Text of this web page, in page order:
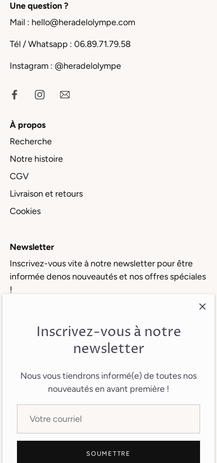
Inscrivez-vous à notre
newsletter
Nous vous tiendrons informé(e) de toutes nos
nouveautés en avant première !
SOUMETTRE
Une question ?
Mail : hello@heradelolympe.com
Tél / Whatsapp : 06.89.71.79.58
Instagram : @heradelolympe
À propos
Recherche
Notre histoire
CGV
Livraison et retours
Cookies
Newsletter
Inscrivez-vous vite à notre newsletter pour être
informée denos nouveautés et nos offres spéciales
!
Accueil Ceintures pour Elle